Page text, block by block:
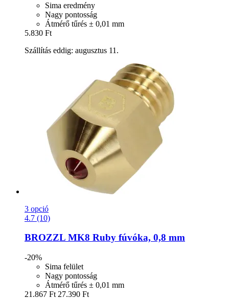
Sima eredmény
Nagy pontosság
Átmérő tűrés ± 0,01 mm
5.830 Ft
Szállítás eddig: augusztus 11.
3 opció
4.7 (10)
BROZZL MK8 Ruby fúvóka, 0,8 mm
-20%
Sima felület
Nagy pontosság
Átmérő tűrés ± 0,01 mm
21.867 Ft 27.390 Ft